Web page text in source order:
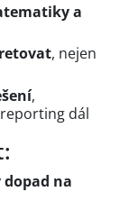
a
, nejen
,
dál
na